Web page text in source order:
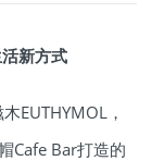
新方式
EUTHYMOL，
Cafe Bar打造的